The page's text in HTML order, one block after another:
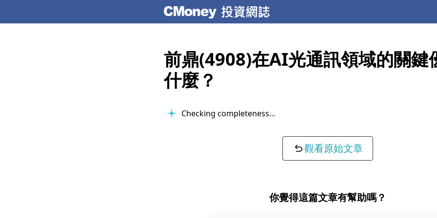
前鼎(4908)在AI光通訊領域的關鍵
什麼？
Checking completeness...
觀看原始文章
你覺得這篇文章有幫助嗎？